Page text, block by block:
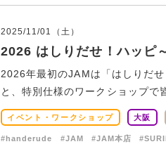
2025/11/01（土）
2026 はしりだせ！ハッピ
2026年最初のJAMは「はしりだ
と、特別仕様のワークショップで
イベント・ワークショップ 大阪
#handerude #JAM #JAM本店